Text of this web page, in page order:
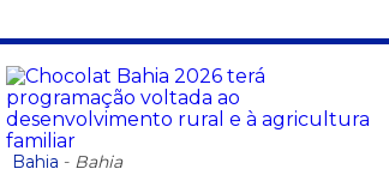
Bahia - Bahia